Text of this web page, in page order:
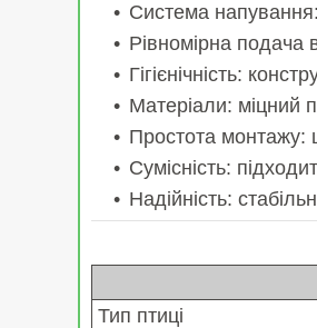
Система
Рівномірна подача
Гігієнічність:
Матеріали: міцний
Простота монтажу:
Сумісність:
Надійність:
Тип птиці